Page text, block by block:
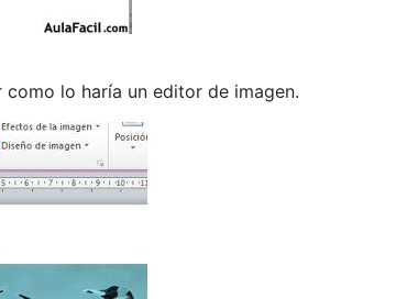
lo haría un editor de imagen.